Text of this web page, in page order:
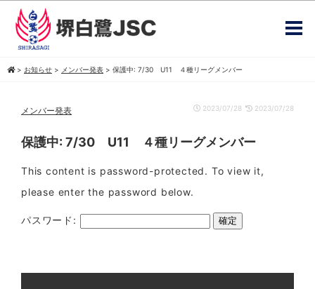
> お知らせ > メンバー発表 > 保護中: 7/30 U11 ４種リーグメンバー
メンバー発表 2023/07/28 2023/07/28
保護中: 7/30 U11 ４種リーグメンバー
This content is password-protected. To view it,
please enter the password below.
パスワード: